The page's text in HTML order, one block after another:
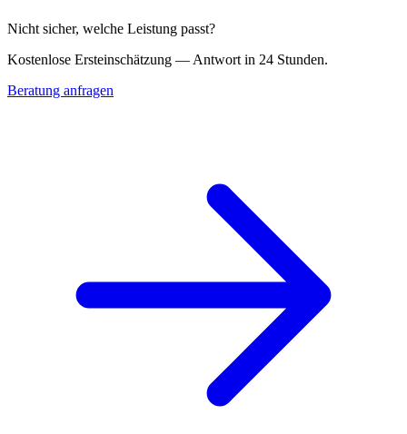
Nicht sicher, welche Leistung passt?
Kostenlose Erst­einschätzung — Antwort in 24 Stunden.
Beratung anfragen